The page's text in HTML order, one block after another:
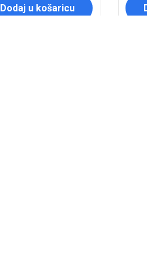
Dodaj u košaricu